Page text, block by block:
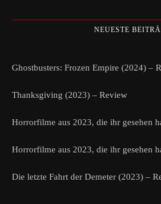
NEUESTE
Ghostbusters: Frozen Empire (2024) –
Thanksgiving (2023) – Review
Horrorfilme aus 2023, die ihr gesehen
Horrorfilme aus 2023, die ihr gesehen
Die letzte Fahrt der Demeter (2023) –